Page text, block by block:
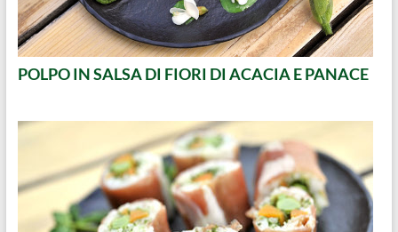
POLPO IN SALSA DI FIORI DI ACACIA E PANACE